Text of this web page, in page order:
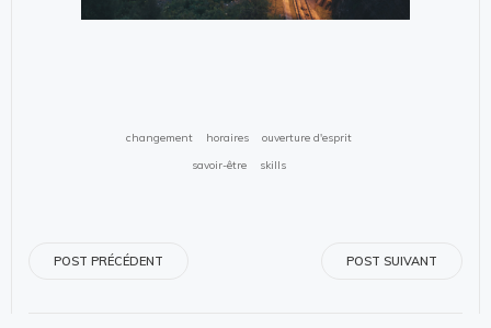
changement horaires
ouverture d'esprit
savoir-être
skills
Navigation
POST PRÉCÉDENT
Navigation
POST SUIVANT